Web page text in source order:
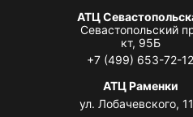
АТЦ
Севастопольский
кт, 95Б
+7 (499) 653-72-12
АТЦ Раменки
ул. Лобачевского,